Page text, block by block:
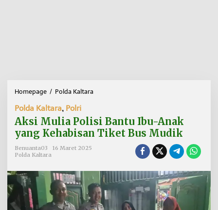
Homepage / Polda Kaltara
i
M
u
P
l
i
s
Polda Kaltara, Polri
Aksi Mulia Polisi Bantu Ibu-Anak
yang Kehabisan Tiket Bus Mudik
Benuanta03
16 Maret 2025
Polda Kaltara